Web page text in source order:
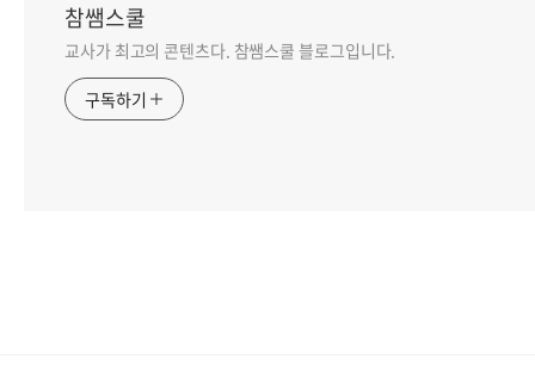
참쌤스쿨
교사가 최고의 콘텐츠다. 참쌤스쿨 블로그입니다.
구독하기